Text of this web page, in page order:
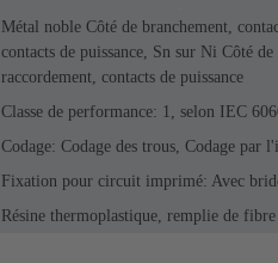
Métal noble Côté de branchement,
contacts de puissance, Sn sur Ni Côté
raccordement, contacts de puissance
Classe de performance: 1, selon IEC
Codage: Codage des trous, Codage par
Fixation pour circuit imprimé: Avec
Résine thermoplastique, remplie de